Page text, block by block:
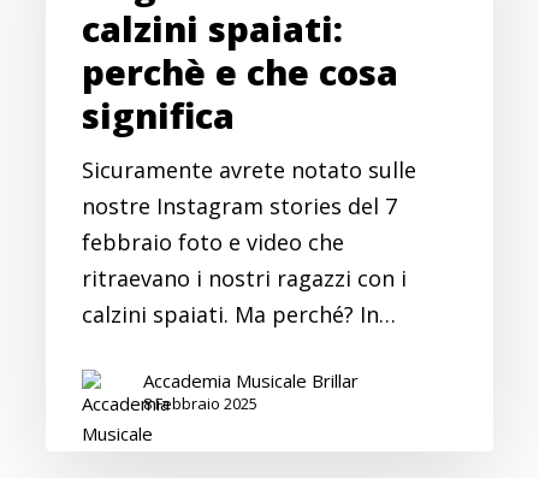
spaiati:
perchè
cosa
significa
calzini spaiati:
perchè e che cosa
significa
Sicuramente avrete notato sulle
nostre Instagram stories del 7
febbraio foto e video che
ritraevano i nostri ragazzi con i
calzini spaiati. Ma perché? In…
Accademia Musicale Brillar
8 Febbraio 2025